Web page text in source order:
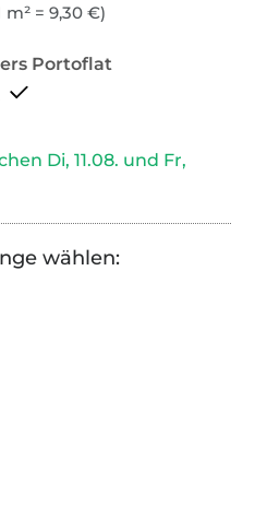
m² = 9,30 €)
Di, 11.08. und Fr,
wählen: